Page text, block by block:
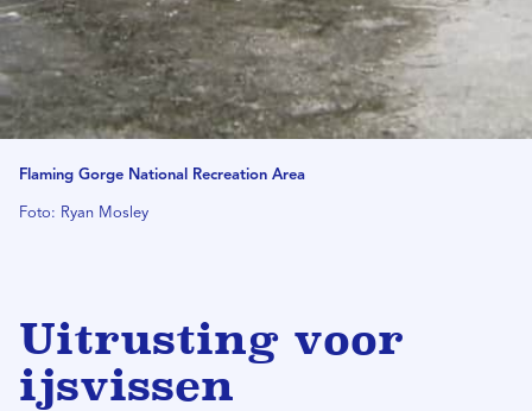
Flaming Gorge National Recreation Area
Foto: Ryan Mosley
Uitrusting voor
ijsvissen